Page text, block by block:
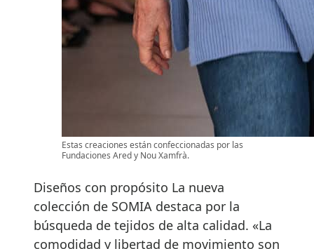
Estas creaciones están confeccionadas por las
Fundaciones Ared y Nou Xamfrà.
Diseños con propósito La nueva
colección de SOMIA destaca por la
búsqueda de tejidos de alta calidad. «La
comodidad y libertad de movimiento son